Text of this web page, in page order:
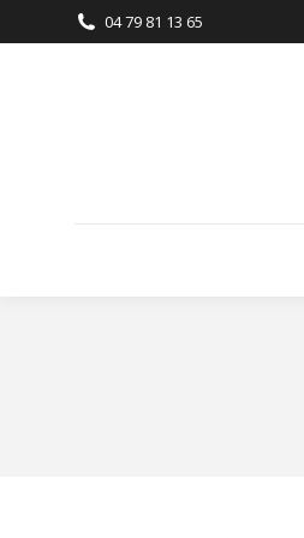
04 79 81 13 65